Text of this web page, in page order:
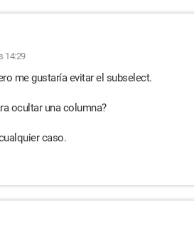
14:29
me gustaría evitar el subselect.
ocultar una columna?
caso.